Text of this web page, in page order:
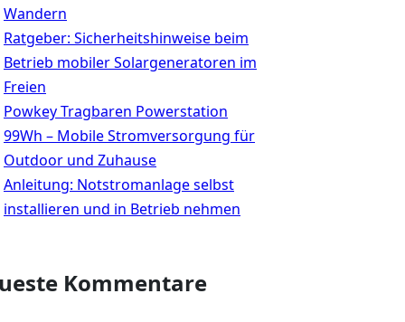
Wandern
Ratgeber: Sicherheitshinweise beim
Betrieb mobiler Solargeneratoren im
Freien
Powkey Tragbaren Powerstation
99Wh – Mobile Stromversorgung für
Outdoor und Zuhause
Anleitung: Notstromanlage selbst
installieren und in Betrieb nehmen
Kommentare